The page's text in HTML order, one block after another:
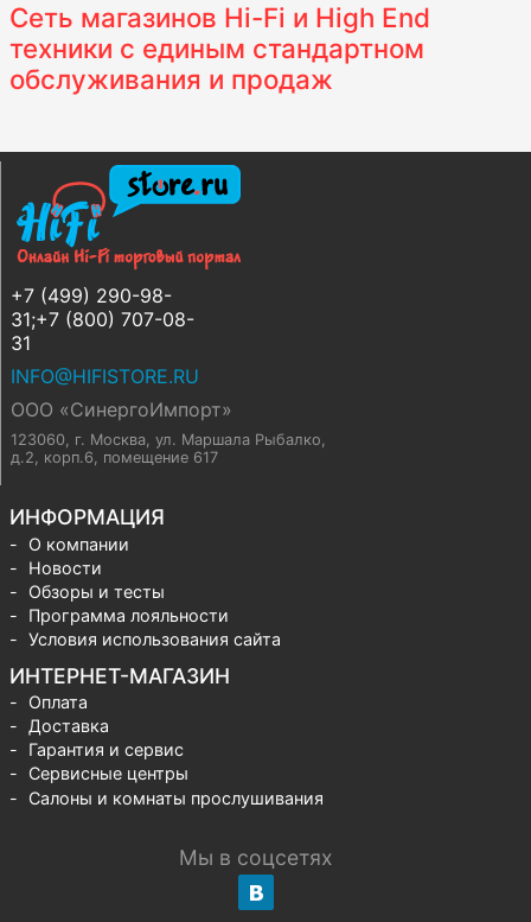
Сеть магазинов Hi-Fi и High End
техники с единым стандартном
обслуживания и продаж
+7 (499) 290-98-
31;+7 (800) 707-08-
31
INFO@HIFISTORE.RU
ООО «СинергоИмпорт»
123060, г. Москва, ул. Маршала Рыбалко,
д.2, корп.6, помещение 617
ИНФОРМАЦИЯ
О компании
Новости
Обзоры и тесты
Программа лояльности
Условия использования сайта
ИНТЕРНЕТ-МАГАЗИН
Оплата
Доставка
Гарантия и сервис
Сервисные центры
Салоны и комнаты прослушивания
Мы в соцсетях